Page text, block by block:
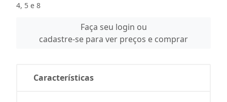
4, 5 e 8
Faça seu login ou
cadastre-se para ver preços e comprar
Características